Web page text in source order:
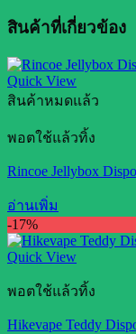
สินค้าที่เกี่ยวข้อง
Quick View
สินค้าหมดแล้ว
พอตใช้แล้วทิ้ง
Rincoe Jellybox
อ่านเพิ่ม
-17%
Quick View
พอตใช้แล้วทิ้ง
Hikevape Teddy